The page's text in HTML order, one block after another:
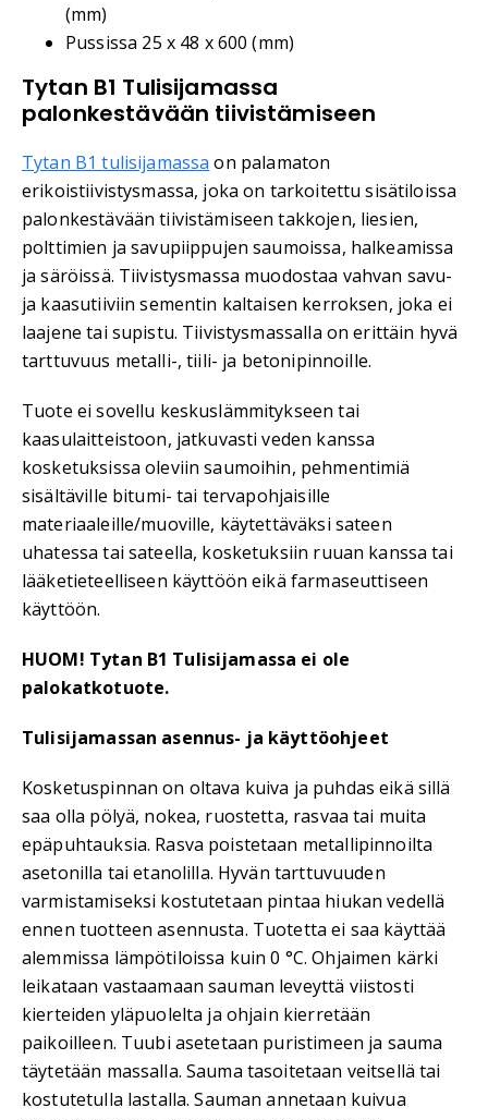
(mm)
Pussissa 25 x 48 x 600 (mm)
Tytan B1 Tulisijamassa
palonkestävään tiivistämiseen
Tytan B1 tulisijamassa on palamaton
erikoistiivistysmassa, joka on tarkoitettu sisätiloissa
palonkestävään tiivistämiseen takkojen, liesien,
polttimien ja savupiippujen saumoissa, halkeamissa
ja säröissä. Tiivistysmassa muodostaa vahvan savu-
ja kaasutiiviin sementin kaltaisen kerroksen, joka ei
laajene tai supistu. Tiivistysmassalla on erittäin hyvä
tarttuvuus metalli-, tiili- ja betonipinnoille.
Tuote ei sovellu keskuslämmitykseen tai
kaasulaitteistoon, jatkuvasti veden kanssa
kosketuksissa oleviin saumoihin, pehmentimiä
sisältäville bitumi- tai tervapohjaisille
materiaaleille/muoville, käytettäväksi sateen
uhatessa tai sateella, kosketuksiin ruuan kanssa tai
lääketieteelliseen käyttöön eikä farmaseuttiseen
käyttöön.
HUOM! Tytan B1 Tulisijamassa ei ole
palokatkotuote.
Tulisijamassan asennus- ja käyttöohjeet
Kosketuspinnan on oltava kuiva ja puhdas eikä sillä
saa olla pölyä, nokea, ruostetta, rasvaa tai muita
epäpuhtauksia. Rasva poistetaan metallipinnoilta
asetonilla tai etanolilla. Hyvän tarttuvuuden
varmistamiseksi kostutetaan pintaa hiukan vedellä
ennen tuotteen asennusta. Tuotetta ei saa käyttää
alemmissa lämpötiloissa kuin 0 °C. Ohjaimen kärki
leikataan vastaamaan sauman leveyttä viistosti
kierteiden yläpuolelta ja ohjain kierretään
paikoilleen. Tuubi asetetaan puristimeen ja sauma
täytetään massalla. Sauma tasoitetaan veitsellä tai
kostutetulla lastalla. Sauman annetaan kuivua